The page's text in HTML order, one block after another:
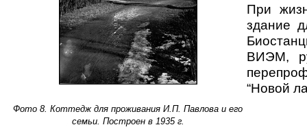
Фото 8. Коттедж для проживания И.П. Павлова и его
семьи. Построен в 1935 г.
При
здание
ВИЭМ,
“Новой